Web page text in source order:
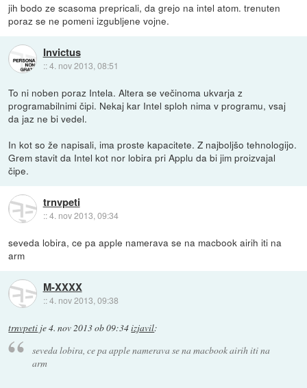
jih bodo ze scasoma prepricali, da grejo na intel atom. trenuten
poraz se ne pomeni izgubljene vojne.
Invictus
::4. nov 2013, 08:51
To ni noben poraz Intela. Altera se večinoma ukvarja z
programabilnimi čipi. Nekaj kar Intel sploh nima v programu, vsaj
da jaz ne bi vedel.
In kot so že napisali, ima proste kapacitete. Z najboljšo tehnologijo.
Grem stavit da Intel kot nor lobira pri Applu da bi jim proizvajal
čipe.
trnvpeti
::4. nov 2013, 09:34
seveda lobira, ce pa apple namerava se na macbook airih iti na
arm
M-XXXX
::4. nov 2013, 09:38
trnvpeti je4. nov 2013 ob 09:34izjavil:
seveda lobira, ce pa apple namerava se na macbook airih iti na
arm